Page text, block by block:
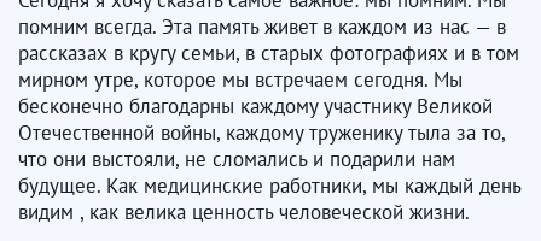
помним всегда. Эта память живет в каждом из нас — в
рассказах в кругу семьи, в старых фотографиях и в том
мирном утре, которое мы встречаем сегодня. Мы
бесконечно благодарны каждому участнику Великой
Отечественной войны, каждому труженику тыла за то,
что они выстояли, не сломались и подарили нам
будущее. Как медицинские работники, мы каждый день
видим , как велика ценность человеческой жизни.